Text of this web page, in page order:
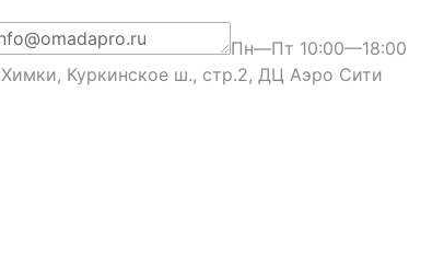
Пн—Пт 10:00—18:00
Куркинское ш., стр.2, ДЦ Аэро Сити